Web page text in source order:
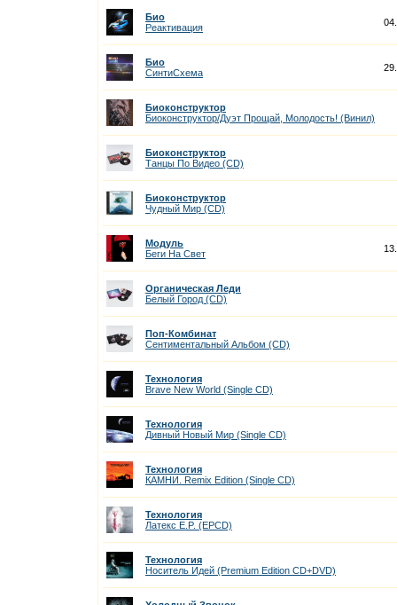
Био
Реактивация
Био
СинтиСхема
Биоконструктор
Биоконструктор/Дуэт Прощай, Молодость! (Винил)
Биоконструктор
Танцы По Видео (CD)
Биоконструктор
Чудный Мир (CD)
Модуль
Беги На Cвет
Органическая Леди
Белый Город (CD)
Поп-Комбинат
Сентиментальный Альбом (CD)
Технология
Brave New World (Single CD)
Технология
Дивный Новый Мир (Single CD)
Технология
КАМНИ. Remix Edition (Single CD)
Технология
Латекс E.P. (EPCD)
Технология
Носитель Идей (Premium Edition CD+DVD)